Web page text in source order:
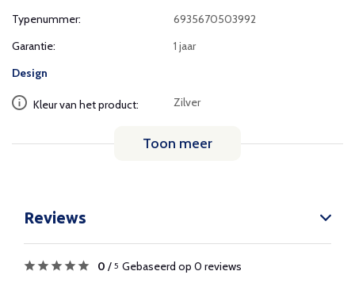
Typenummer:
6935670503992
Garantie:
1 jaar
Design
Kleur van het product: Zilver
Toon meer
Reviews
0 / 5 Gebaseerd op 0 reviews